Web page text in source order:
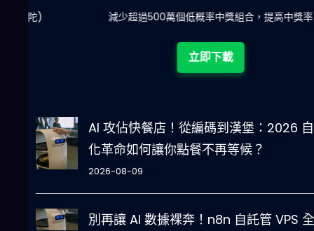
減少超過500萬個低概率中獎組合，提高中獎率
立即下載
AI 攻佔快餐店！從編碼到漢堡：2026
化革命如何讓你點餐不再等候？
2026-08-09
別再讓 AI 數據裸奔！n8n 自託管 VPS